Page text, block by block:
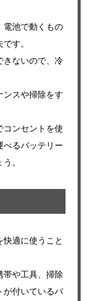
電池で動くもの
す。
きないので、冷
ンスや掃除をす
コンセントを使
べるバッテリー
。
適に使うこと
帯や工具、掃除
が付いているバ